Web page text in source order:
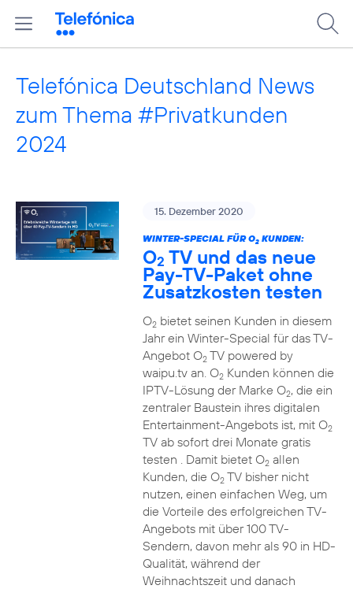
Telefónica Deutschland News
zum Thema #Privatkunden
2024
15. Dezember 2020
WINTER-SPECIAL FÜR O2KUNDEN:
O2 TV und das neue
Pay-TV-Paket ohne
Zusatzkosten testen
O2bietet seinen Kunden in diesem
Jahr ein Winter-Special für das TV-
Angebot O2TV powered by
waipu.tv an. O2Kunden können die
IPTV-Lösung der Marke O2, die ein
zentraler Baustein ihres digitalen
Entertainment-Angebots ist, mit O2
TV ab sofort drei Monate gratis
testen . Damit bietet O2allen
Kunden, die O2TV bisher nicht
nutzen, einen einfachen Weg, um
die Vorteile des erfolgreichen TV-
Angebots mit über 100 TV-
Sendern, davon mehr als 90 in HD-
Qualität, während der
Weihnachtszeit und danach